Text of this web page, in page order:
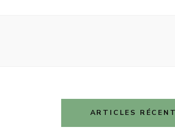
ARTICLES